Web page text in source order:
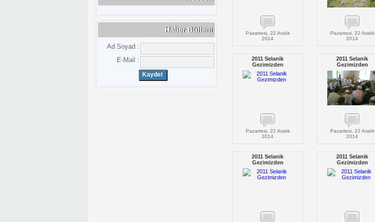
Haber Bülteni
Ad Soyad :
E-Mail :
Pazartesi, 22 Aralık
2014
Pazartesi, 22 Aralık
2014
2011 Selanik
Gezimizden
Pazartesi, 22 Aralık
2014
2011 Selanik
Gezimizden
Pazartesi, 22 Aralık
2014
2011 Selanik
Gezimizden
2011 Selanik
Gezimizden